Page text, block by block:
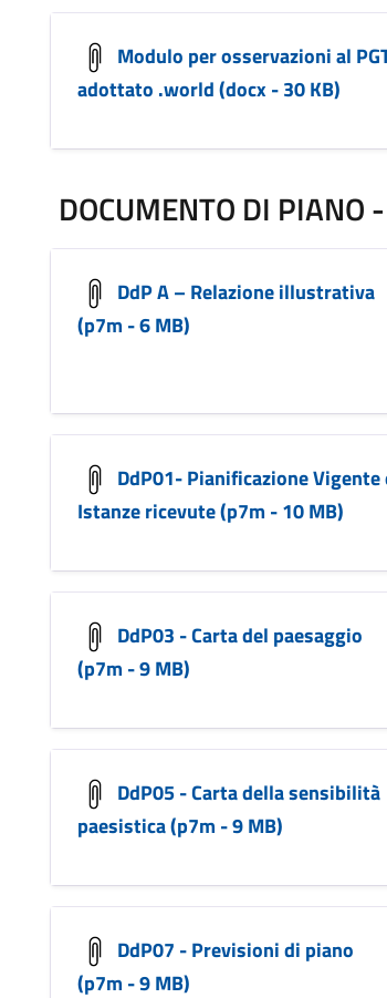
Modulo per osservazioni al
adottato .world (docx - 30 KB)
DOCUMENTO DI PIANO
DdP A – Relazione illustrativa
(p7m - 6 MB)
DdP01- Pianificazione Vigente
Istanze ricevute (p7m - 10 MB)
DdP03 - Carta del paesaggio
(p7m - 9 MB)
DdP05 - Carta della sensibilità
paesistica (p7m - 9 MB)
DdP07 - Previsioni di piano
(p7m - 9 MB)